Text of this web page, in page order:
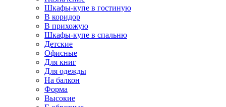
Шкафы-купе в гостиную
В коридор
В прихожую
Шкафы-купе в спальню
Детские
Офисные
Для книг
Для одежды
На балкон
Форма
Высокие